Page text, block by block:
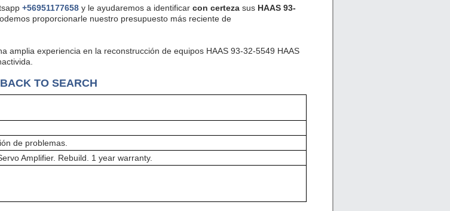
+56951177658y le ayudaremos a identificar con certezasus HAAS 93-
proporcionarle nuestro presupuesto más reciente de
amplia experiencia en la reconstrucción de equipos HAAS 93-32-5549 HAAS
BACK TO SEARCH
de problemas.
Amplifier. Rebuild. 1 year warranty.